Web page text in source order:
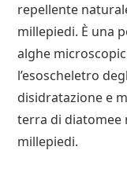
repellente
millepiedi. È una
alghe
l’esoscheletro
disidratazione e
terra di diatomee
millepiedi.